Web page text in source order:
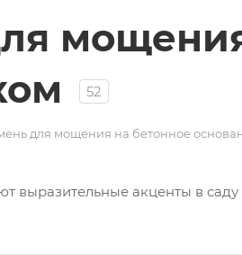
52
для мощения на бетонное
выразительные акценты в